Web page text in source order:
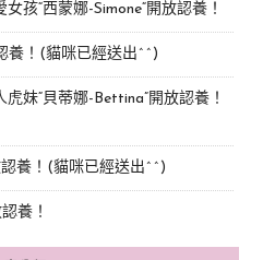
孩“西蒙娜-Simone“開放認養！
養！(貓咪已經送出^^)
妹“貝蒂娜-Bettina”開放認養！
認養！(貓咪已經送出^^)
養！